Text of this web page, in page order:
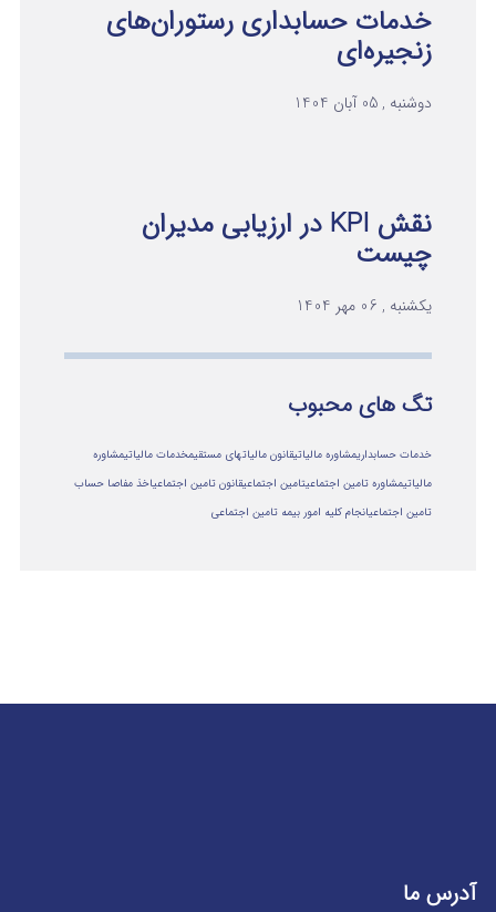
خدمات حسابداری رستوران‌های
زنجیره‌ای
دوشنبه , 05 آبان 1404
نقش KPI در ارزیابی مدیران
چیست
یکشنبه , 06 مهر 1404
تگ های محبوب
خدمات حسابداریمشاوره مالیاتیقانون مالیاتهای مستقیمخدمات مالیاتیمشاوره
مالياتيمشاوره تامین اجتماعیتامین اجتماعیقانون تامین اجتماعیاخذ مفاصا حساب
تامین اجتماعیانجام کلیه امور بیمه تامین اجتماعی
آدرس ما